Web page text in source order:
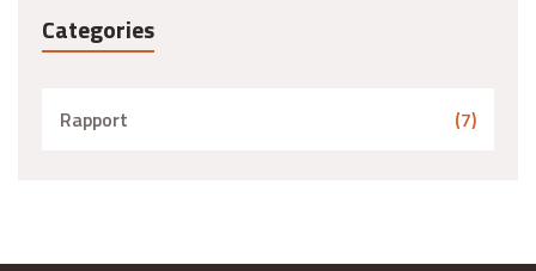
Categories
Rapport (7)